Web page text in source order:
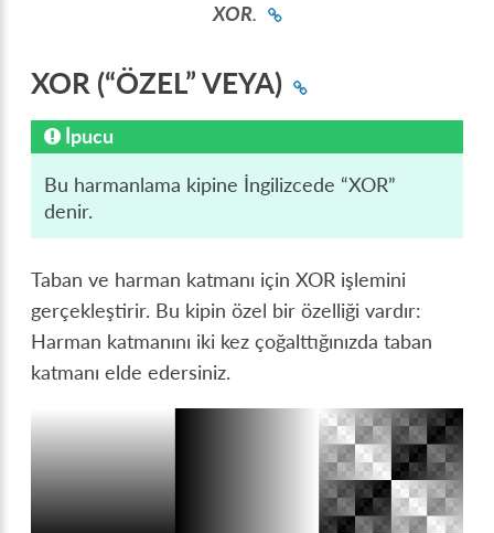
XOR.
XOR (“ÖZEL” VEYA)
İpucu
Bu harmanlama kipine İngilizcede “XOR”
denir.
Taban ve harman katmanı için XOR işlemini
gerçekleştirir. Bu kipin özel bir özelliği vardır:
Harman katmanını iki kez çoğalttığınızda taban
katmanı elde edersiniz.